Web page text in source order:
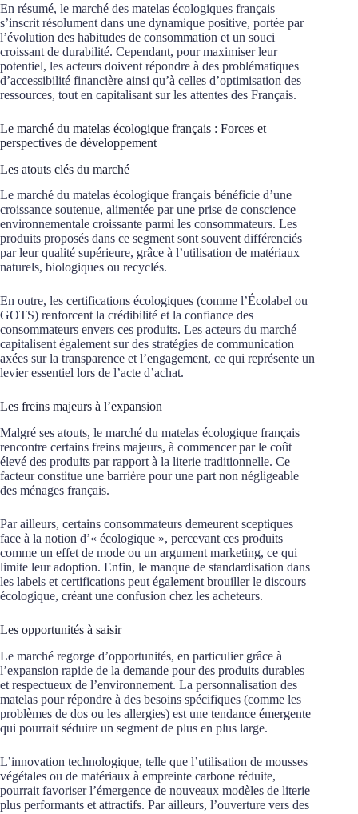
En résumé, le marché des matelas écologiques français
s’inscrit résolument dans une dynamique positive, portée par
l’évolution des habitudes de consommation et un souci
croissant de durabilité. Cependant, pour maximiser leur
potentiel, les acteurs doivent répondre à des problématiques
d’accessibilité financière ainsi qu’à celles d’optimisation des
ressources, tout en capitalisant sur les attentes des Français.
Le marché du matelas écologique français : Forces et
perspectives de développement
Les atouts clés du marché
Le marché du matelas écologique français bénéficie d’une
croissance soutenue, alimentée par une prise de conscience
environnementale croissante parmi les consommateurs. Les
produits proposés dans ce segment sont souvent différenciés
par leur qualité supérieure, grâce à l’utilisation de matériaux
naturels, biologiques ou recyclés.
En outre, les certifications écologiques (comme l’Écolabel ou
GOTS) renforcent la crédibilité et la confiance des
consommateurs envers ces produits. Les acteurs du marché
capitalisent également sur des stratégies de communication
axées sur la transparence et l’engagement, ce qui représente un
levier essentiel lors de l’acte d’achat.
Les freins majeurs à l’expansion
Malgré ses atouts, le marché du matelas écologique français
rencontre certains freins majeurs, à commencer par le coût
élevé des produits par rapport à la literie traditionnelle. Ce
facteur constitue une barrière pour une part non négligeable
des ménages français.
Par ailleurs, certains consommateurs demeurent sceptiques
face à la notion d’« écologique », percevant ces produits
comme un effet de mode ou un argument marketing, ce qui
limite leur adoption. Enfin, le manque de standardisation dans
les labels et certifications peut également brouiller le discours
écologique, créant une confusion chez les acheteurs.
Les opportunités à saisir
Le marché regorge d’opportunités, en particulier grâce à
l’expansion rapide de la demande pour des produits durables
et respectueux de l’environnement. La personnalisation des
matelas pour répondre à des besoins spécifiques (comme les
problèmes de dos ou les allergies) est une tendance émergente
qui pourrait séduire un segment de plus en plus large.
L’innovation technologique, telle que l’utilisation de mousses
végétales ou de matériaux à empreinte carbone réduite,
pourrait favoriser l’émergence de nouveaux modèles de literie
plus performants et attractifs. Par ailleurs, l’ouverture vers des